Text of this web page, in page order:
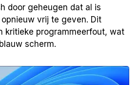
door geheugen dat al is
vrij te geven. Dit
kritieke programmeerfout, wat
scherm.